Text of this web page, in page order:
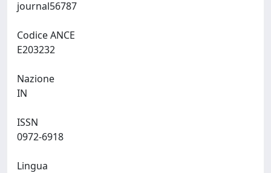
Codice ANCE
Nazione
ISSN
Lingua